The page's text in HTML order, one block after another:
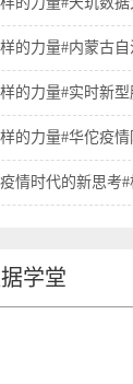
的力量#内蒙古自
的力量#实时新型
的力量#华佗疫情
情时代的新思考#
学堂